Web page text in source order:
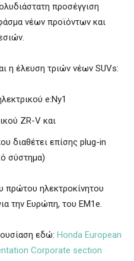
προσέγγιση
νέων προϊόντων και
η έλευση τριών νέων SUVs:
e:Ny1
ZR-V και
διαθέτει επίσης plug-in
σύστημα)
πρώτου ηλεκτροκίνητου
την Ευρώπη, του EM1e.
εδώ: Honda European
Corporate section